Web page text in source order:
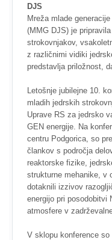
DJS
Mreža mlade
(MMG DJS) je
strokovnjakov,
z različnimi vidiki
predstavlja priložnost,
Letošnje jubilejne 10.
mladih jedrskih
Uprave RS za jedrsko
GEN energije. Na
centru Podgorica, so
člankov s področja
reaktorske fizike,
strukturne mehanike, v
dotaknili izzivov
energijo pri posodobitvi
atmosfere v
V sklopu konference